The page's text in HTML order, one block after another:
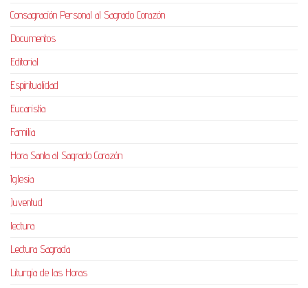
Consagración Personal al Sagrado Corazón
Documentos
Editorial
Espiritualidad
Eucaristía
Familia
Hora Santa al Sagrado Corazón
Iglesia
Juventud
lectura
Lectura Sagrada
Liturgia de las Horas